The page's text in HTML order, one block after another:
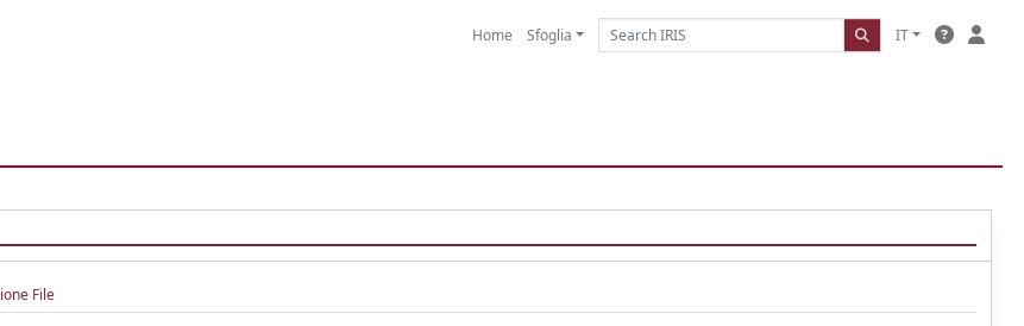
Home Sfoglia IT
File